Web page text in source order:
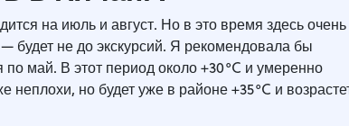
на июль и август. Но в это время здесь очень
будет не до экскурсий. Я рекомендовала бы
май. В этот период около +30°C и умеренно
но будет уже в районе +35°C и